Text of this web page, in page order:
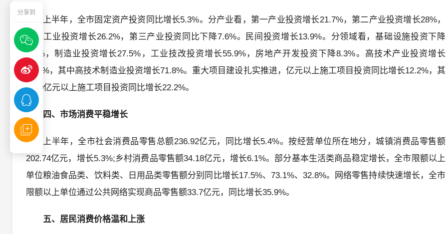
分享到
上半年，全市固定资产投资同比增长5.3%。分产业看，第一产业投资增长21.7%，第二产业投资增长28%，
其中工业投资增长26.2%，第三产业投资同比下降7.6%。民间投资增长13.9%。分领域看，基础设施投资下降
2.5%，制造业投资增长27.5%，工业技改投资增长55.9%，房地产开发投资下降8.3%。高技术产业投资增长
32.8%，其中高技术制造业投资增长71.8%。重大项目建设扎实推进，亿元以上施工项目投资同比增长12.2%，其
中10亿元以上施工项目投资同比增长22.2%。
四、市场消费平稳增长
上半年，全市社会消费品零售总额236.92亿元，同比增长5.4%。按经营单位所在地分，城镇消费品零售额
202.74亿元，增长5.3%;乡村消费品零售额34.18亿元，增长6.1%。部分基本生活类商品稳定增长，全市限额以上
单位粮油食品类、饮料类、日用品类零售额分别同比增长17.5%、73.1%、32.8%。网络零售持续快速增长，全市
限额以上单位通过公共网络实现商品零售额33.7亿元，同比增长35.9%。
五、居民消费价格温和上涨